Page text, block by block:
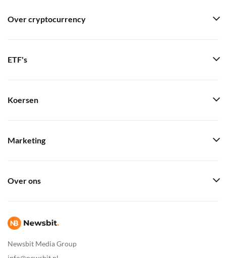
Newsbit Media Group
Over cryptocurrency
ETF's
Koersen
Marketing
Over ons